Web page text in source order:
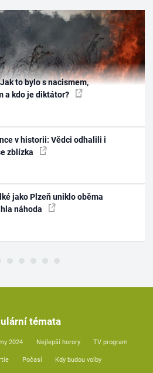
to bylo s nacismem,
a kdo je diktátor?
v historii: Vědci odhalili i
zblízka
jako Plzeň uniklo oběma
náhoda
témata
2024 Nejlepší horory TV program
Počasí Kdy budou volby